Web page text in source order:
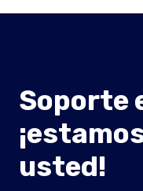
Soporte
usted!